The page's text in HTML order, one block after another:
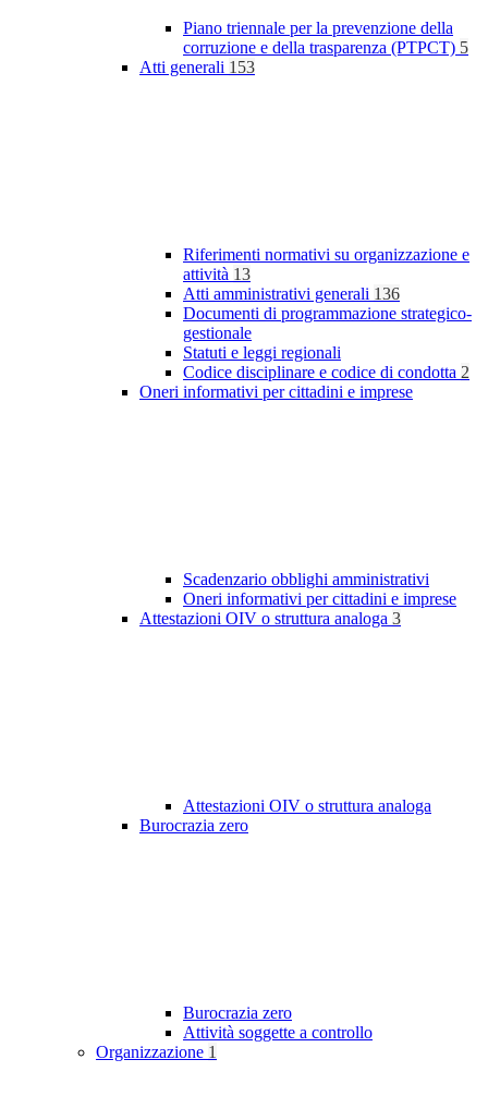
Piano triennale per la prevenzione della
corruzione e della trasparenza (PTPCT) 5
Atti generali 153
Riferimenti normativi su organizzazione e
attività 13
Atti amministrativi generali 136
Documenti di programmazione strategico-
gestionale
Statuti e leggi regionali
Codice disciplinare e codice di condotta 2
Oneri informativi per cittadini e imprese
Scadenzario obblighi amministrativi
Oneri informativi per cittadini e imprese
Attestazioni OIV o struttura analoga 3
Attestazioni OIV o struttura analoga
Burocrazia zero
Burocrazia zero
Attività soggette a controllo
Organizzazione 1